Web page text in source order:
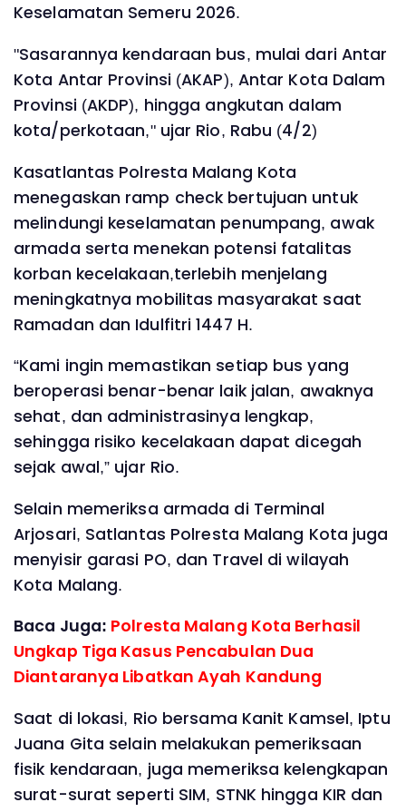
Keselamatan Semeru 2026.
"Sasarannya kendaraan bus, mulai dari Antar
Kota Antar Provinsi (AKAP), Antar Kota Dalam
Provinsi (AKDP), hingga angkutan dalam
kota/perkotaan," ujar Rio, Rabu (4/2)
Kasatlantas Polresta Malang Kota
menegaskan ramp check bertujuan untuk
melindungi keselamatan penumpang, awak
armada serta menekan potensi fatalitas
korban kecelakaan,terlebih menjelang
meningkatnya mobilitas masyarakat saat
Ramadan dan Idulfitri 1447 H.
“Kami ingin memastikan setiap bus yang
beroperasi benar-benar laik jalan, awaknya
sehat, dan administrasinya lengkap,
sehingga risiko kecelakaan dapat dicegah
sejak awal,” ujar Rio.
Selain memeriksa armada di Terminal
Arjosari, Satlantas Polresta Malang Kota juga
menyisir garasi PO, dan Travel di wilayah
Kota Malang.
Baca Juga: Polresta Malang Kota Berhasil
Ungkap Tiga Kasus Pencabulan Dua
Diantaranya Libatkan Ayah Kandung
Saat di lokasi, Rio bersama Kanit Kamsel, Iptu
Juana Gita selain melakukan pemeriksaan
fisik kendaraan, juga memeriksa kelengkapan
surat-surat seperti SIM, STNK hingga KIR dan